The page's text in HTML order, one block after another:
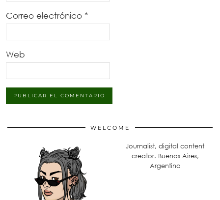
Correo electrónico *
Web
WELCOME
Journalist, digital content
creator. Buenos Aires,
Argentina